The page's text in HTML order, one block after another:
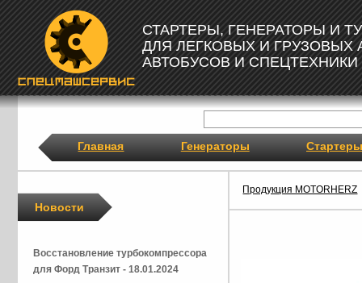
СТАРТЕРЫ, ГЕНЕРАТОРЫ И
ДЛЯ ЛЕГКОВЫХ И ГРУЗОВЫХ
АВТОБУСОВ И СПЕЦТЕХНИКИ
Главная Генераторы Стартеры
Продукция MOTORHERZ
Новости
Восстановление турбокомпрессора
для Форд Транзит - 18.01.2024